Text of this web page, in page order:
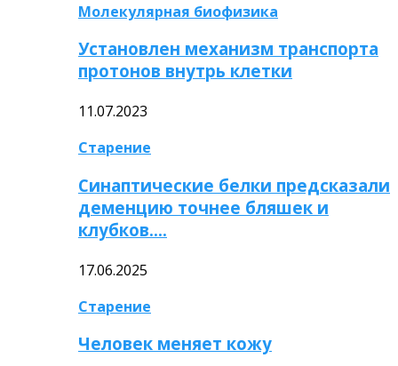
Молекулярная биофизика
Установлен механизм транспорта
протонов внутрь клетки
11.07.2023
Старение
Синаптические белки предсказали
деменцию точнее бляшек и
клубков….
17.06.2025
Старение
Человек меняет кожу